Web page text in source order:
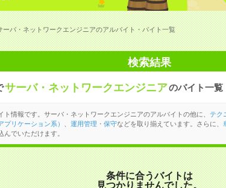
ーバ・ネットワークエンジニアのアルバイト・バイト一覧
検索結果
サーバ・ネットワークエンジニアのバイト一覧
ト情報です。サーバ・ネットワークエンジニアのアルバイトの他に、 テク
プリケーション系）
運用管理・保守などを取り揃えています。さらに、
んでいただけます。
条件に合うバイトは
見つかりませんでした。